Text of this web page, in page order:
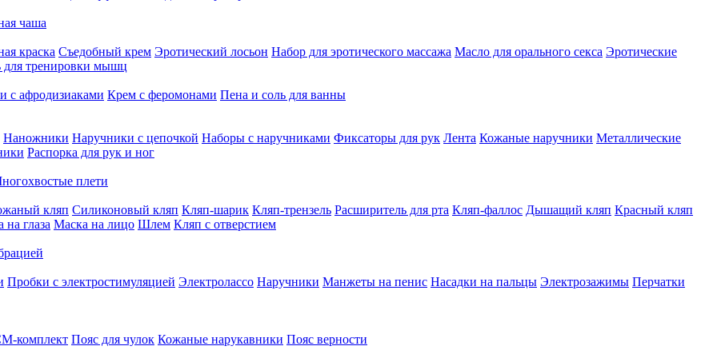
чаша
краска Съедобный крем Эротический лосьон Набор для эротического массажа Масло для орального секса Эротические
для тренировки мышц
с афродизиаками Крем с феромонами Пена и соль для ванны
Наножники Наручники с цепочкой Наборы с наручниками Фиксаторы для рук Лента Кожаные наручники Металлические
Распорка для рук и ног
плети
кляп Силиконовый кляп Кляп-шарик Кляп-трензель Расширитель для рта Кляп-фаллос Дышащий кляп Красный кляп
на глаза Маска на лицо Шлем Кляп с отверстием
Пробки с электростимуляцией Электролассо Наручники Манжеты на пенис Насадки на пальцы Электрозажимы Перчатки
комплект Пояс для чулок Кожаные нарукавники Пояс верности